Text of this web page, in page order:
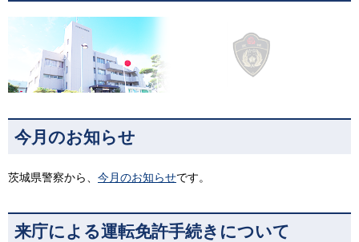
今月のお知らせ
茨城県警察から、 今月のお知らせです。
来庁による運転免許手続きについて